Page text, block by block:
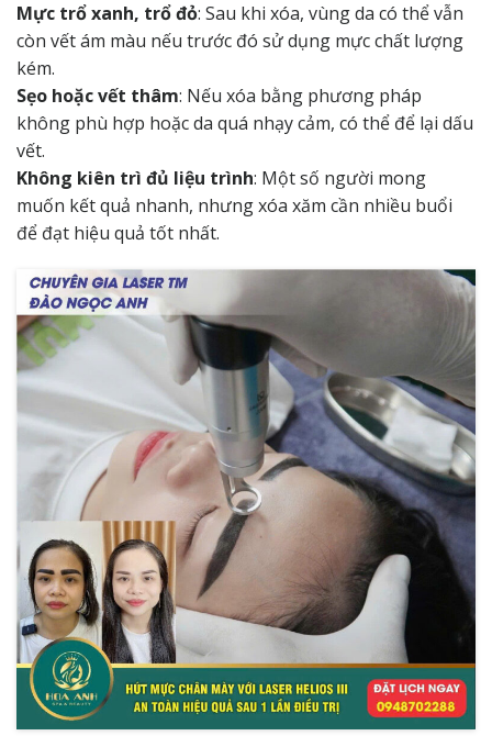
Mực trổ xanh, trổ đỏ: Sau khi xóa, vùng da có thể vẫn
còn vết ám màu nếu trước đó sử dụng mực chất lượng
kém.
Sẹo hoặc vết thâm: Nếu xóa bằng phương pháp
không phù hợp hoặc da quá nhạy cảm, có thể để lại dấu
vết.
Không kiên trì đủ liệu trình: Một số người mong
muốn kết quả nhanh, nhưng xóa xăm cần nhiều buổi
để đạt hiệu quả tốt nhất.